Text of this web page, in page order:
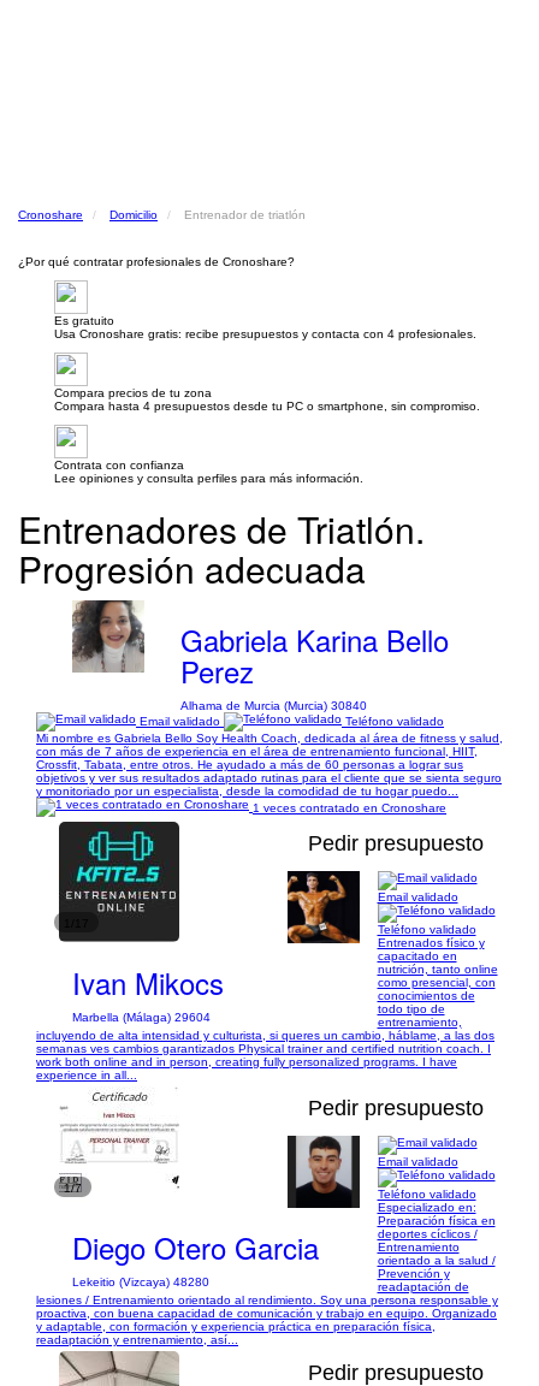
Cronoshare Domicilio Entrenador de triatlón
¿Por qué contratar profesionales de Cronoshare?
Es gratuito
Usa Cronoshare gratis: recibe presupuestos y contacta con 4 profesionales.
Compara precios de tu zona
Compara hasta 4 presupuestos desde tu PC o smartphone, sin compromiso.
Contrata con confianza
Lee opiniones y consulta perfiles para más información.
Entrenadores de Triatlón.
Progresión adecuada
Gabriela Karina Bello
Perez
Alhama de Murcia (Murcia) 30840
Email validado
Teléfono validado
Mi nombre es Gabriela Bello Soy Health Coach, dedicada al área de fitness y salud,
con más de 7 años de experiencia en el área de entrenamiento funcional, HIIT,
Crossfit, Tabata, entre otros. He ayudado a más de 60 personas a lograr sus
objetivos y ver sus resultados adaptado rutinas para el cliente que se sienta seguro
y monitoriado por un especialista, desde la comodidad de tu hogar puedo...
1 veces contratado en Cronoshare
Pedir presupuesto
Ivan Mikocs
Marbella (Málaga) 29604
Email validado
Teléfono validado
Entrenados físico y
capacitado en
nutrición, tanto online
como presencial, con
conocimientos de
todo tipo de
entrenamiento,
incluyendo de alta intensidad y culturista, si queres un cambio, háblame, a las dos
semanas ves cambios garantizados Physical trainer and certified nutrition coach. I
work both online and in person, creating fully personalized programs. I have
experience in all...
1/7
Pedir presupuesto
Diego Otero Garcia
Lekeitio (Vizcaya) 48280
Email validado
Teléfono validado
Especializado en:
Preparación física en
deportes cíclicos /
Entrenamiento
orientado a la salud /
Prevención y
readaptación de
lesiones / Entrenamiento orientado al rendimiento. Soy una persona responsable y
proactiva, con buena capacidad de comunicación y trabajo en equipo. Organizado
y adaptable, con formación y experiencia práctica en preparación física,
readaptación y entrenamiento, así...
Pedir presupuesto